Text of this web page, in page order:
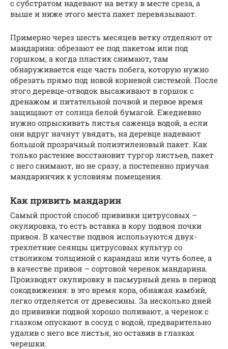
с субстратом надевают на ветку в месте среза, а
выше и ниже этого места пакет перевязывают.
Примерно через шесть месяцев ветку отделяют от
мандарина: обрезают ее под пакетом или под
горшком, а когда пластик снимают, там
обнаруживается еще часть побега, которую нужно
обрезать прямо под новой корневой системой. После
этого деревце-отводок высаживают в горшок с
дренажом и питательной почвой и первое время
защищают от солнца белой бумагой. Ежедневно
нужно опрыскивать листья саженца водой, а если
они вдруг начнут увядать, на деревце надевают
большой прозрачный полиэтиленовый пакет. Как
только растение восстановит тургор листьев, пакет
с него снимают, но не сразу, а постепенно приучая
мандаринчик к условиям помещения.
Как привить мандарин
Самый простой способ прививки цитрусовых –
окулировка, то есть вставка в кору подвоя почки
привоя. В качестве подвоя используются двух-
трехлетние сеянцы цитрусовых культур со
стволиком толщиной с карандаш или чуть более, а
в качестве привоя – сортовой черенок мандарина.
Производят окулировку в пасмурный день в период
сокодвижения: в это время кора, обнажая камбий,
легко отделяется от древесины. За несколько дней
до прививки подвой хорошо поливают, а черенок с
глазком опускают в сосуд с водой, предварительно
удалив с него все листья, но оставив в глазках
черешки.